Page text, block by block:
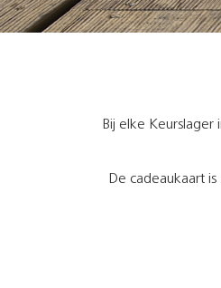
Bij elke
De cadeaukaart